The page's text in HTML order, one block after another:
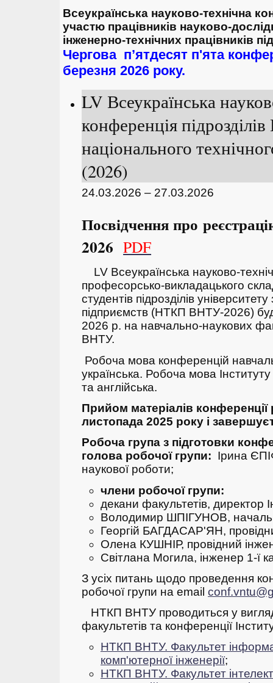
Всеукраїнська науково-технічна
участю працівників науково-
інженерно-технічних працівників
Чергова п’ятдесят п'ята
березня 2026 року.
LV Всеукраїнська
конференція
національного
(2026)
24.03.2026 – 27.03.2026
Посвідчення про
2026 PDF
LV Всеукраїнська науково-
професорсько-викладацького
студентів підрозділів
підприємств (НТКП ВНТУ-2026)
2026 р. на навчально-наукових
ВНТУ.
Робоча мова конференцій
українська. Робоча мова
та англійська.
Прийом матеріалів конференції
листопада 2025 року і
Робоча група з підготовки
голова робочої групи: Ірина
наукової роботи;
члени робочої групи:
декани факультетів,
Володимир ШПІГУНОВ,
Георгій БАГДАСАР'ЯН,
Олена КУШНІР, провідний
Світлана Могила, інженер 1-ї
З усіх питань щодо проведення
робочої групи на email
НТКП ВНТУ проводиться у
факультетів та конференції
НТКП ВНТУ. Факультет
комп'ютерної інженерії;
НТКП ВНТУ. Факультет